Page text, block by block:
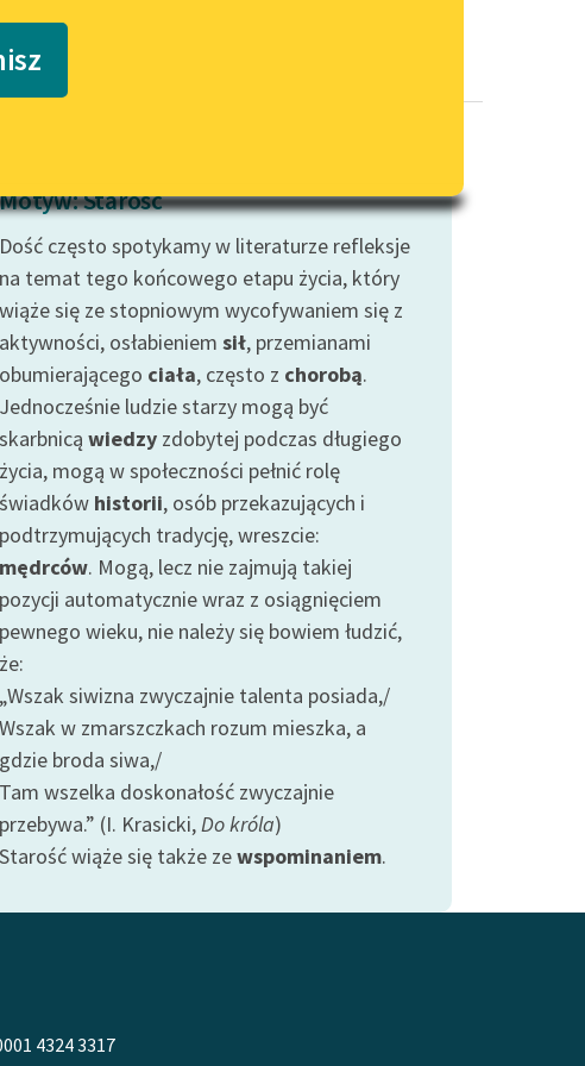
formacie PDF
wrażliwych
Deklaracja dostępności
Motyw: Starość
Dość często spotykamy w literaturze refleksje
na temat tego końcowego etapu życia, który
wiąże się ze stopniowym wycofywaniem się z
aktywności, osłabieniem sił, przemianami
obumierającego ciała, często z chorobą.
Jednocześnie ludzie starzy mogą być
skarbnicą wiedzy zdobytej podczas długiego
życia, mogą w społeczności pełnić rolę
świadków historii, osób przekazujących i
podtrzymujących tradycję, wreszcie:
mędrców. Mogą, lecz nie zajmują takiej
pozycji automatycznie wraz z osiągnięciem
pewnego wieku, nie należy się bowiem łudzić,
że:
„Wszak siwizna zwyczajnie talenta posiada,/
Wszak w zmarszczkach rozum mieszka, a
gdzie broda siwa,/
Tam wszelka doskonałość zwyczajnie
przebywa.” (I. Krasicki,Do króla)
Starość wiąże się także zewspominaniem.
4324 3317